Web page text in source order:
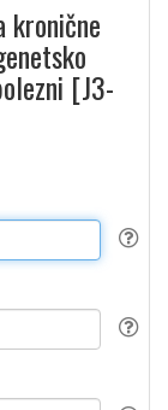
kronične
[J3-